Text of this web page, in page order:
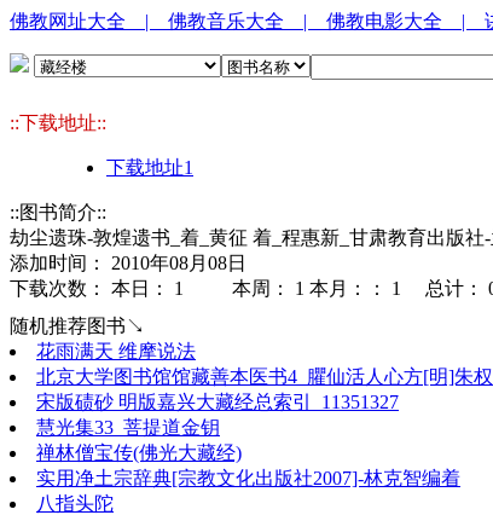
佛教网址大全 | 佛教音乐大全 | 佛教电影大全 |
::下载地址::
下载地址1
::图书简介::
劫尘遗珠-敦煌遗书_着_黄征 着_程惠新_甘肃教育出版社-
添加时间： 2010年08月08日
下载次数： 本日： 1 本周： 1 本月：： 1 总计：
随机推荐图书↘
花雨满天 维摩说法
北京大学图书馆馆藏善本医书4_臞仙活人心方[明]朱权
宋版碛砂 明版嘉兴大藏经总索引_11351327
慧光集33_菩提道金钥
禅林僧宝传(佛光大藏经)
实用净土宗辞典[宗教文化出版社2007]-林克智编着
八指头陀